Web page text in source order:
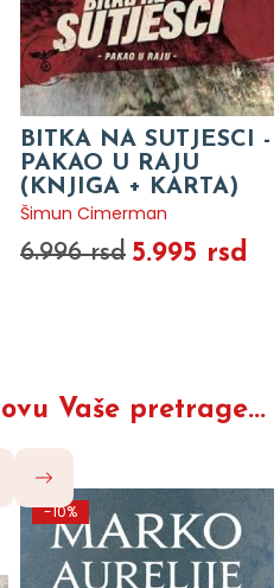
BITKA NA SUTJESCI -
PAKAO U RAJU
(KNJIGA + KARTA)
Šimun Cimerman
6.996 rsd 5.995 rsd
Vaše pretrage...
-10%